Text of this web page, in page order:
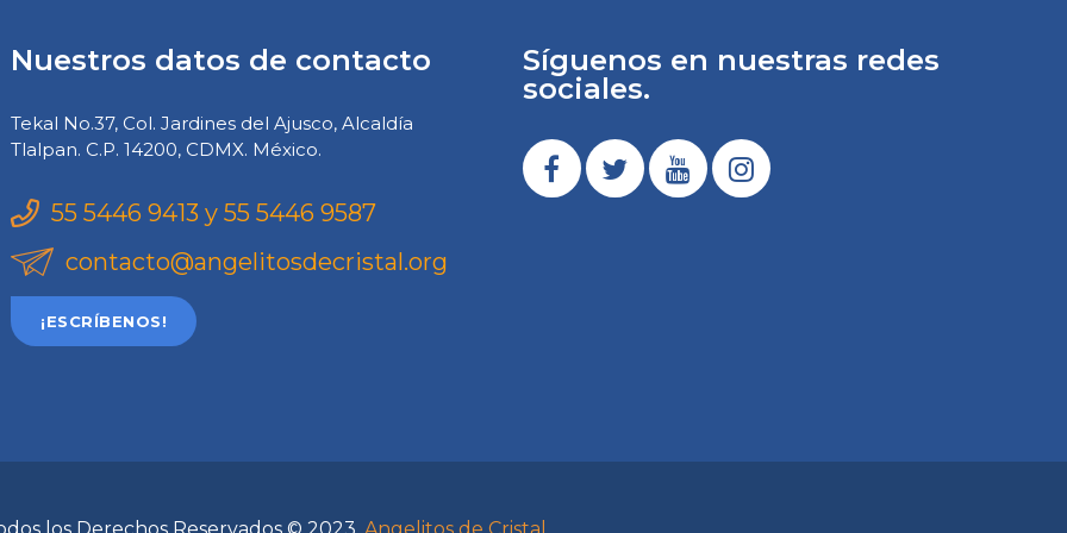
Nuestros datos de contacto
Tekal No.37, Col. Jardines del Ajusco, Alcaldía
Tlalpan. C.P. 14200, CDMX. México.
55 5446 9413 y 55 5446 9587
contacto@angelitosdecristal.org
¡ESCRÍBENOS!
Síguenos en nuestras redes
sociales.